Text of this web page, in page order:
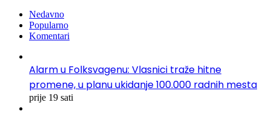
Nedavno
Popularno
Komentari
Alarm u Folksvagenu: Vlasnici traže hitne
promene, u planu ukidanje 100.000 radnih mesta
prije 19 sati